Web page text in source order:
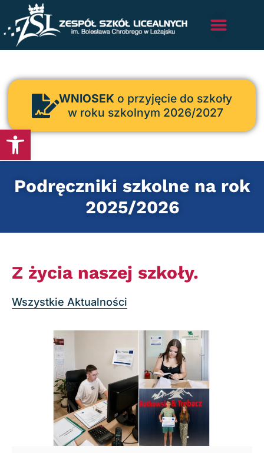
Otwórz pasek narzędzi
WNIOSEK o przyjęcie do szkoły
w roku szkolnym 2026/2027
Podręczniki szkolne na rok
2025/2026
Z życia naszej szkoły.
Wszystkie Aktualności